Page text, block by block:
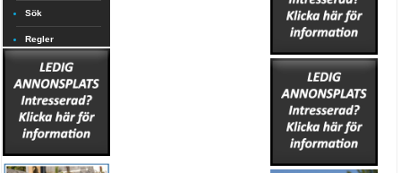
Sök
Regler